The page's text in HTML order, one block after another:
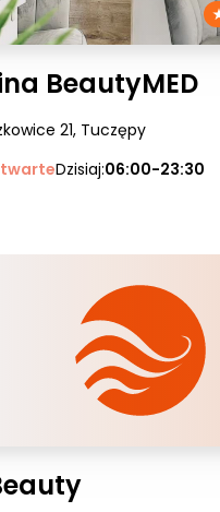
BeautyMED
21, Tuczępy
Dzisiaj:06:00-23:30